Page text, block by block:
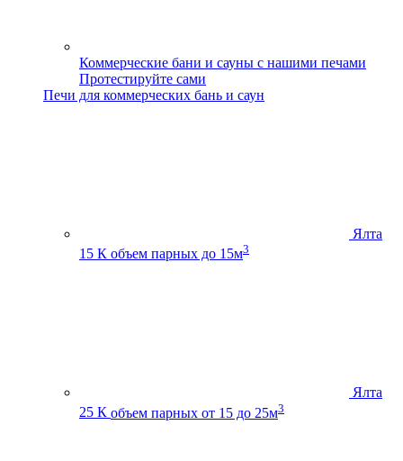
Коммерческие бани и сауны с нашими печами
Протестируйте сами
Печи для коммерческих бань и саун
Ялта
15 К объем парных до 15м3
Ялта
25 К объем парных от 15 до 25м3